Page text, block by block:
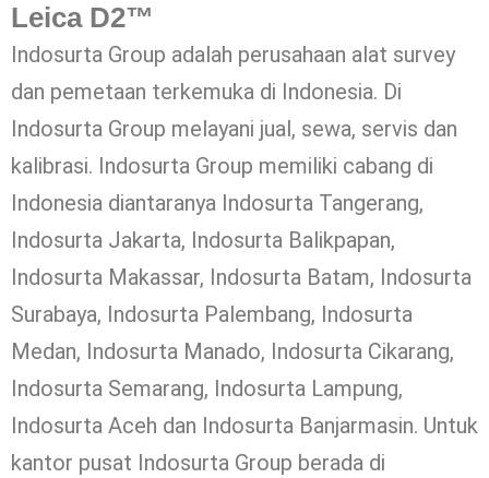
Leica D2™
Indosurta Group adalah perusahaan alat survey
dan pemetaan terkemuka di Indonesia. Di
Indosurta Group melayani jual, sewa, servis dan
kalibrasi. Indosurta Group memiliki cabang di
Indonesia diantaranya Indosurta Tangerang,
Indosurta Jakarta, Indosurta Balikpapan,
Indosurta Makassar, Indosurta Batam, Indosurta
Surabaya, Indosurta Palembang, Indosurta
Medan, Indosurta Manado, Indosurta Cikarang,
Indosurta Semarang, Indosurta Lampung,
Indosurta Aceh dan Indosurta Banjarmasin. Untuk
kantor pusat Indosurta Group berada di